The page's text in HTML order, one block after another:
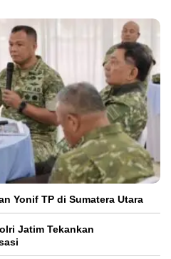
Yonif TP di Sumatera Utara
Jatim Tekankan